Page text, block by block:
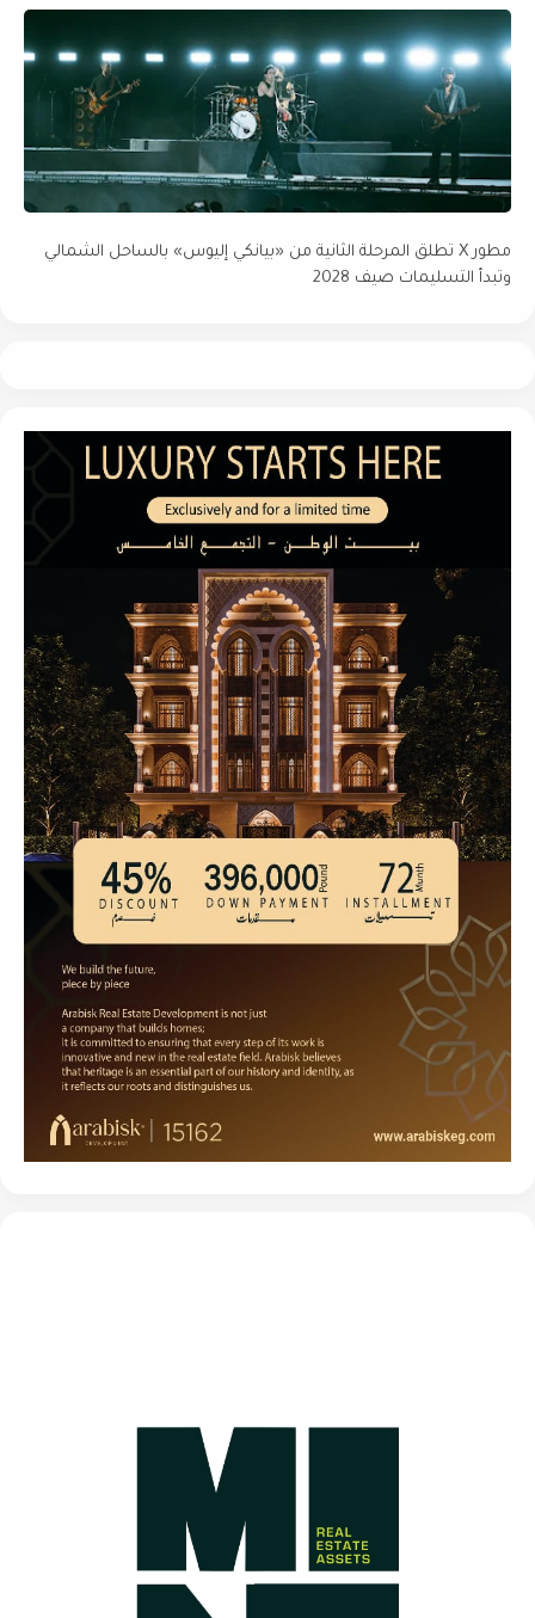
مطور X تطلق المرحلة الثانية من «بيانكي إليوس» بالساحل الشمالي
وتبدأ التسليمات صيف 2028